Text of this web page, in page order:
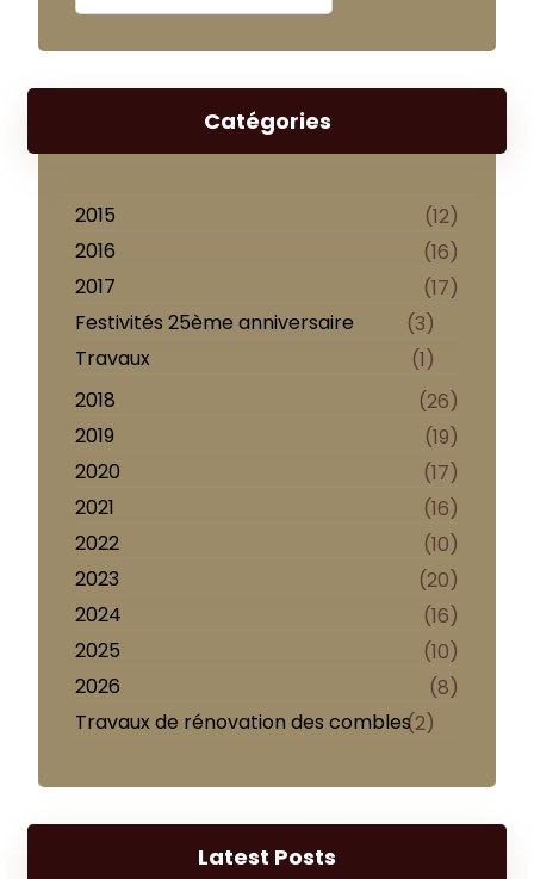
Catégories
2015
(12)
2016
(16)
2017
(17)
Festivités 25ème anniversaire
(3)
Travaux
(1)
2018
(26)
2019
(19)
2020
(17)
2021
(16)
2022
(10)
2023
(20)
2024
(16)
2025
(10)
2026
(8)
Travaux de rénovation des combles(2)
Latest Posts